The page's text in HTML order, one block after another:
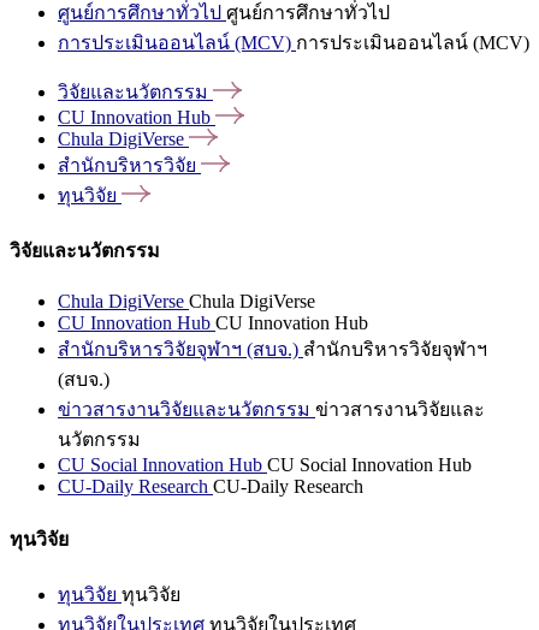
ศูนย์การศึกษาทั่วไป ศูนย์การศึกษาทั่วไป
การประเมินออนไลน์ (MCV) การประเมินออนไลน์ (MCV)
วิจัยและนวัตกรรม
CU Innovation Hub
Chula DigiVerse
สำนักบริหารวิจัย
ทุนวิจัย
วิจัยและนวัตกรรม
Chula DigiVerse Chula DigiVerse
CU Innovation Hub CU Innovation Hub
สำนักบริหารวิจัยจุฬาฯ (สบจ.) สำนักบริหารวิจัยจุฬาฯ
(สบจ.)
ข่าวสารงานวิจัยและนวัตกรรม ข่าวสารงานวิจัยและ
นวัตกรรม
CU Social Innovation Hub CU Social Innovation Hub
CU-Daily Research CU-Daily Research
ทุนวิจัย
ทุนวิจัย ทุนวิจัย
ทุนวิจัยในประเทศ ทุนวิจัยในประเทศ